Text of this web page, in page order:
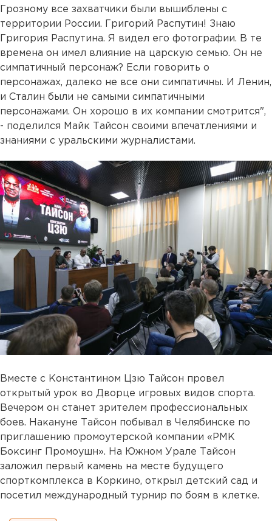
Грозному все захватчики были вышиблены с
территории России. Григорий Распутин! Знаю
Григория Распутина. Я видел его фотографии. В те
времена он имел влияние на царскую семью. Он не
симпатичный персонаж? Если говорить о
персонажах, далеко не все они симпатичны. И Ленин,
и Сталин были не самыми симпатичными
персонажами. Он хорошо в их компании смотрится",
- поделился Майк Тайсон своими впечатлениями и
знаниями с уральскими журналистами.
Вместе с Константином Цзю Тайсон провел
открытый урок во Дворце игровых видов спорта.
Вечером он станет зрителем профессиональных
боев. Накануне Тайсон побывал в Челябинске по
приглашению промоутерской компании «РМК
Боксинг Промоушн». На Южном Урале Тайсон
заложил первый камень на месте будущего
спорткомплекса в Коркино, открыл детский сад и
посетил международный турнир по боям в клетке.